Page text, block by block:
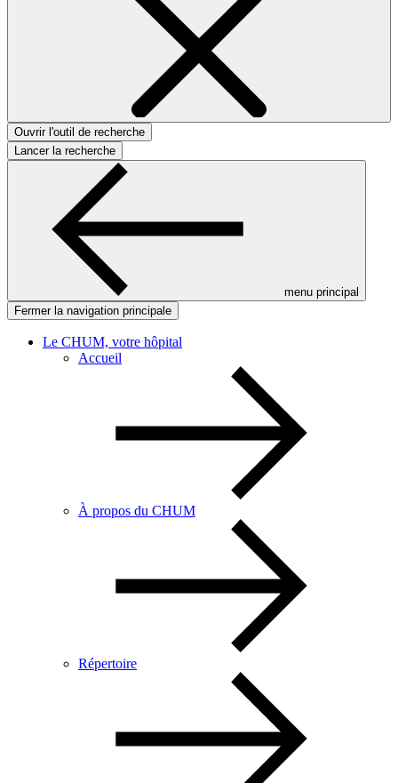
Ouvrir l'outil de recherche
Lancer la recherche
menu principal
Fermer la navigation principale
Le CHUM, votre hôpital
Accueil
À propos du CHUM
Répertoire